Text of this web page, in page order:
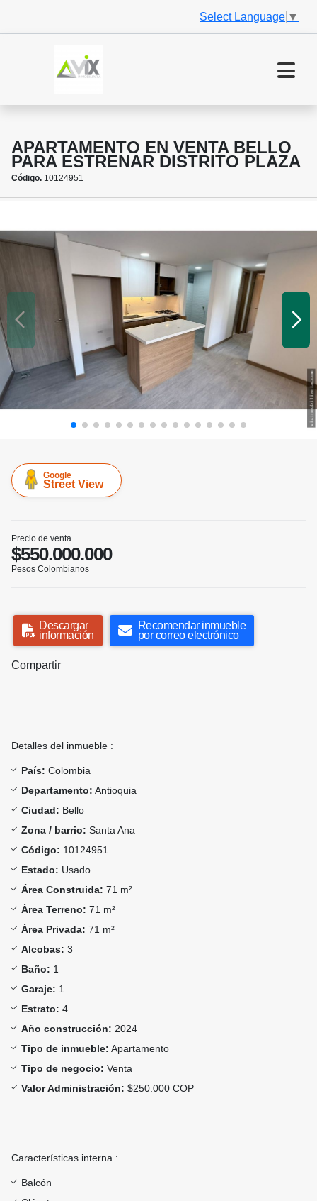
Select Language ▼
APARTAMENTO EN VENTA BELLO
PARA ESTRENAR DISTRITO PLAZA
Código. 10124951
Google
Street View
Precio de venta
$550.000.000
Pesos Colombianos
Descargar
información
Recomendar inmueble
por correo electrónico
Compartir
Detalles del inmueble :
País: Colombia
Departamento: Antioquia
Ciudad: Bello
Zona / barrio: Santa Ana
Código: 10124951
Estado: Usado
Área Construida: 71 m²
Área Terreno: 71 m²
Área Privada: 71 m²
Alcobas: 3
Baño: 1
Garaje: 1
Estrato: 4
Año construcción: 2024
Tipo de inmueble: Apartamento
Tipo de negocio: Venta
Valor Administración: $250.000 COP
Características interna :
Balcón